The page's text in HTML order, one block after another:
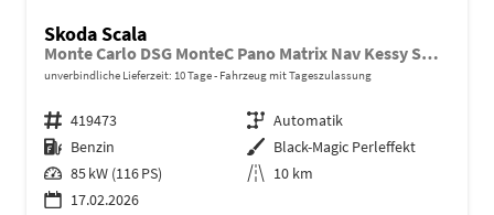
Skoda Scala
Monte Carlo DSG MonteC Pano Matrix Nav Kessy SHZ Kam
unverbindliche Lieferzeit: 10 Tage Fahrzeug mit Tageszulassung
Fahrzeugnr. 419473 Getriebe Automatik
Kraftstoff Benzin Außenfarbe Black-Magic Perleffekt
Leistung 85 kW (116 PS) Kilometerstand 10 km
17.02.2026